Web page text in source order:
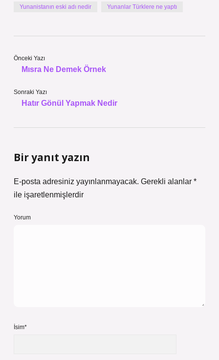
Yunanistanın eski adı nedir Yunanlar Türklere ne yaptı
Önceki Yazı
Mısra Ne Demek Örnek
Sonraki Yazı
Hatır Gönül Yapmak Nedir
Bir yanıt yazın
E-posta adresiniz yayınlanmayacak. Gerekli alanlar *
ile işaretlenmişlerdir
Yorum
İsim*